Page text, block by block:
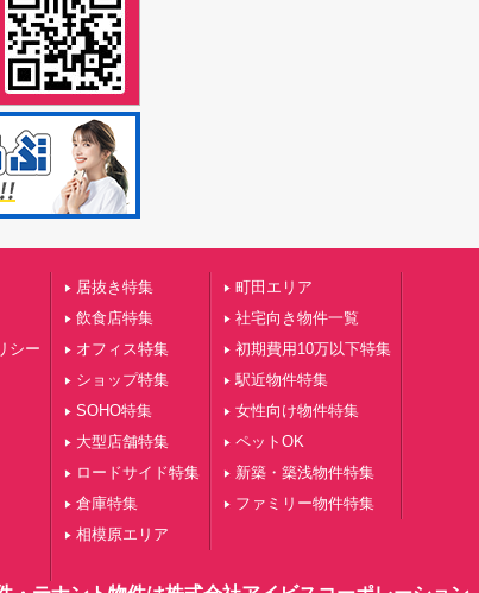
シー
居抜き特集
飲食店特集
オフィス特集
ショップ特集
SOHO特集
大型店舗特集
ロードサイド特集
倉庫特集
相模原エリア
町田エリア
社宅向き物件一覧
初期費用10万以下特集
駅近物件特集
女性向け物件特集
ペットOK
新築・築浅物件特集
ファミリー物件特集